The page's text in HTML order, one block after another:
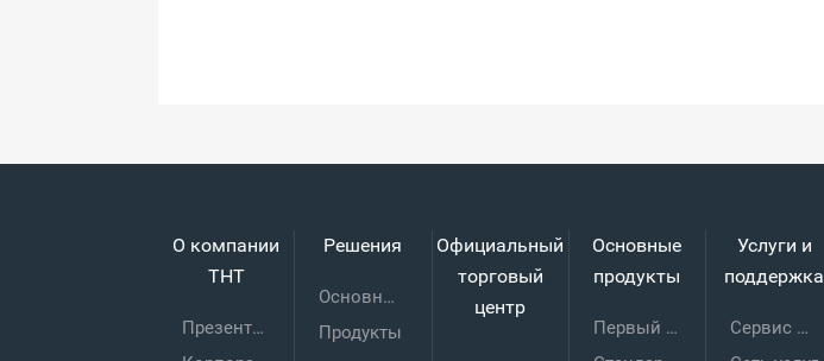
О компании
THT
Презентация предприятия
Решения
Основные технологии
Продукты
Официальный
торговый
центр
Основные
продукты
Первый энергоэффективный плас
Услуги и
поддержка
Сервис THT